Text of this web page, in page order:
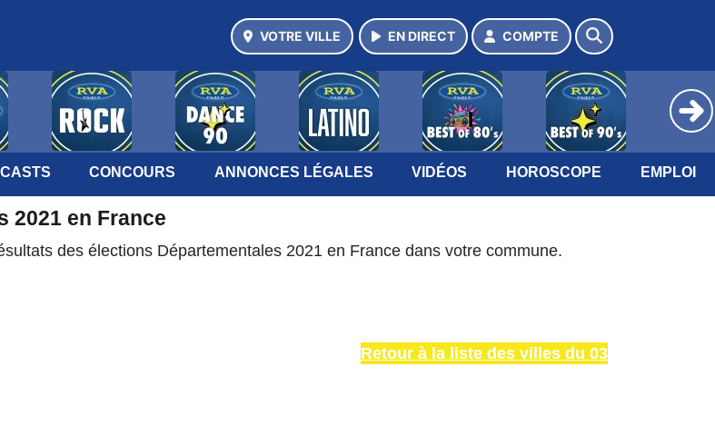
VOTRE VILLE EN DIRECT COMPTE
CONCOURS ANNONCES LÉGALES VIDÉOS HOROSCOPE EMPLOI
2021 en France
des élections Départementales 2021 en France dans votre commune.
Retour à la liste des villes du 03